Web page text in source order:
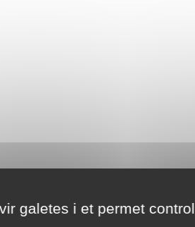
galetes i et permet